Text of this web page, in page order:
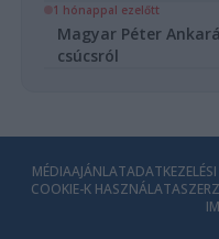
1 hónappal ezelőtt
Magyar Péter
csúcsról
MÉDIAAJÁNLAT
COOKIE-K HASZNÁLATA